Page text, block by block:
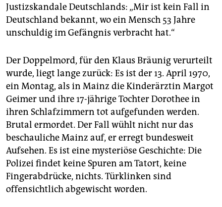
Justizskandale Deutschlands: „Mir ist kein Fall in
Deutschland bekannt, wo ein Mensch 53 Jahre
unschuldig im Gefängnis verbracht hat.“
Der Doppelmord, für den Klaus Bräunig verurteilt
wurde, liegt lange zurück: Es ist der 13. April 1970,
ein Montag, als in Mainz die Kinderärztin Margot
Geimer und ihre 17-jährige Tochter Dorothee in
ihren Schlafzimmern tot aufgefunden werden.
Brutal ermordet. Der Fall wühlt nicht nur das
beschauliche Mainz auf, er erregt bundesweit
Aufsehen. Es ist eine mysteriöse Geschichte: Die
Polizei findet keine Spuren am Tatort, keine
Fingerabdrücke, nichts. Türklinken sind
offensichtlich abgewischt worden.